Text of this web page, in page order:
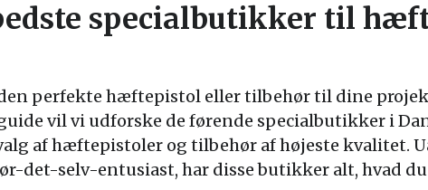
specialbutikker til
perfekte hæftepistol eller tilbehør til dine
vil vi udforske de førende specialbutikker i
af hæftepistoler og tilbehør af højeste kvalitet.
det-selv-entusiast, har disse butikker alt, hvad